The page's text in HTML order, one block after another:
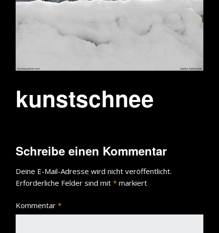
kunstschnee
Schreibe einen Kommentar
Deine E-Mail-Adresse wird nicht veröffentlicht.
Erforderliche Felder sind mit * markiert
Kommentar *